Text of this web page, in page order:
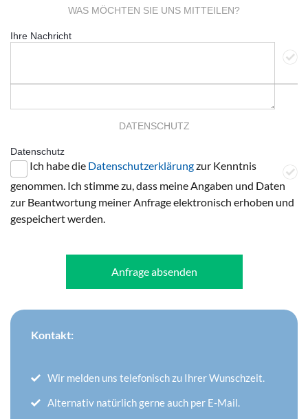
WAS MÖCHTEN SIE UNS MITTEILEN?
Ihre Nachricht
DATENSCHUTZ
Datenschutz
Ich habe die Datenschutzerklärungzur Kenntnis
genommen. Ich stimme zu, dass meine Angaben und Daten
zur Beantwortung meiner Anfrage elektronisch erhoben und
gespeichert werden.
Anfrage absenden
Kontakt:
Wir melden uns telefonisch zu Ihrer Wunschzeit.
Alternativ natürlich gerne auch per E-Mail.